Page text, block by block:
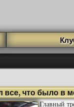
все, что было в
Главный